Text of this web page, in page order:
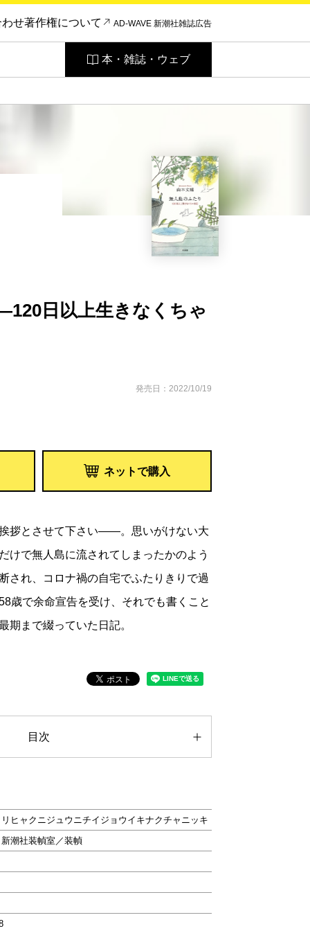
わせ著作権について AD-WAVE 新潮社雑誌広告
本・雑誌・ウェブ
日以上生きなくちゃ
発売日：2022/10/19
ネットで購入
拶とさせて下さい――。思いがけない大
けで無人島に流されてしまったかのよう
され、コロナ禍の自宅でふたりきりで過
歳で余命宣告を受け、それでも書くこと
期まで綴っていた日記。
目次
ヒャクニジュウニチイジョウイキナクチャニッキ
潮社装幀室／装幀